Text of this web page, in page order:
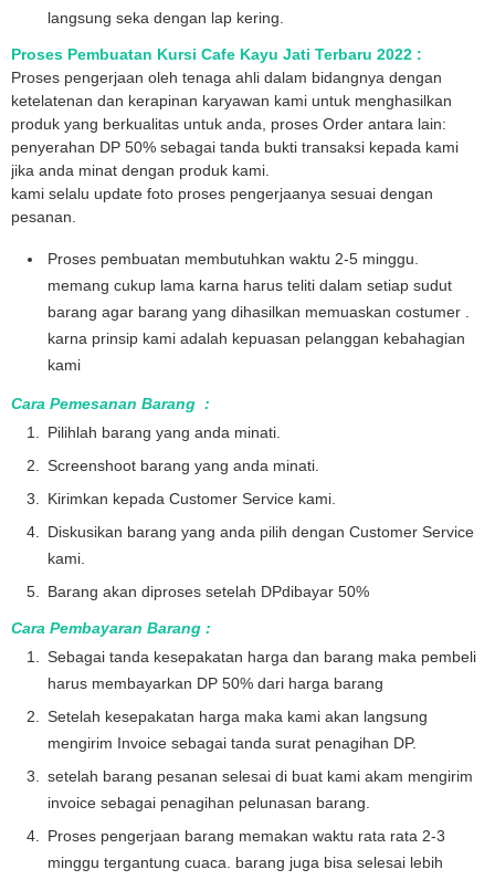
langsung seka dengan lap kering.
Proses Pembuatan Kursi Cafe Kayu Jati Terbaru 2022 :
Proses pengerjaan oleh tenaga ahli dalam bidangnya dengan
ketelatenan dan kerapinan karyawan kami untuk menghasilkan
produk yang berkualitas untuk anda, proses Order antara lain:
penyerahan DP 50% sebagai tanda bukti transaksi kepada kami
jika anda minat dengan produk kami.
kami selalu update foto proses pengerjaanya sesuai dengan
pesanan.
Proses pembuatan membutuhkan waktu 2-5 minggu.
memang cukup lama karna harus teliti dalam setiap sudut
barang agar barang yang dihasilkan memuaskan costumer .
karna prinsip kami adalah kepuasan pelanggan kebahagian
kami
Cara Pemesanan Barang :
Pilihlah barang yang anda minati.
Screenshoot barang yang anda minati.
Kirimkan kepada Customer Service kami.
Diskusikan barang yang anda pilih dengan Customer Service
kami.
Barang akan diproses setelah DPdibayar 50%
Cara Pembayaran Barang :
Sebagai tanda kesepakatan harga dan barang maka pembeli
harus membayarkan DP 50% dari harga barang
Setelah kesepakatan harga maka kami akan langsung
mengirim Invoice sebagai tanda surat penagihan DP.
setelah barang pesanan selesai di buat kami akam mengirim
invoice sebagai penagihan pelunasan barang.
Proses pengerjaan barang memakan waktu rata rata 2-3
minggu tergantung cuaca. barang juga bisa selesai lebih